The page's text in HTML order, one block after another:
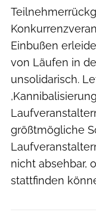
Einbußen
von Läufen in
unsolidarisch.
größtmögliche
nicht absehbar,
stattfinden